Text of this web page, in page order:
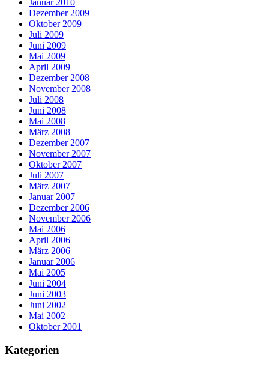
Januar 2010
Dezember 2009
Oktober 2009
Juli 2009
Juni 2009
Mai 2009
April 2009
Dezember 2008
November 2008
Juli 2008
Juni 2008
Mai 2008
März 2008
Dezember 2007
November 2007
Oktober 2007
Juli 2007
März 2007
Januar 2007
Dezember 2006
November 2006
Mai 2006
April 2006
März 2006
Januar 2006
Mai 2005
Juni 2004
Juni 2003
Juni 2002
Mai 2002
Oktober 2001
Kategorien